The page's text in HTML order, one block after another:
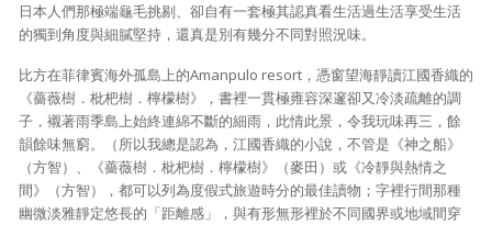
日本人們那極端龜毛挑剔、卻自有一套極其認真看生活過生活享受生活
的獨到角度與細膩堅持，還真是別有幾分不同對照況味。
比方在菲律賓海外孤島上的Amanpulo resort，憑窗望海靜讀江國香織的
《薔薇樹．枇杷樹．檸檬樹》，書裡一貫極雍容深邃卻又冷淡疏離的調
子，襯著雨季島上始終連綿不斷的細雨，此情此景，令我玩味再三，餘
韻餘味無窮。（所以我總是認為，江國香織的小說，不管是《神之船》
（方智）、《薔薇樹．枇杷樹．檸檬樹》（麥田）或《冷靜與熱情之
間》（方智），都可以列為度假式旅遊時分的最佳讀物；字裡行間那種
幽微淡雅靜定悠長的「距離感」，與有形無形裡於不同國界或地域間穿